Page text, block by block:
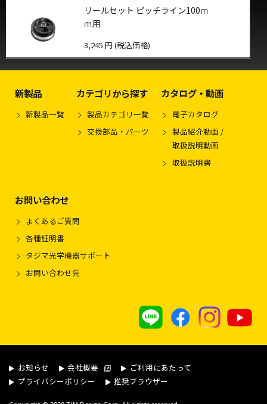
リールセット ピッチライン100ｍ
ｍ用
3,245 円 (税込価格)
新製品
新製品一覧
カテゴリから探す
製品カテゴリ一覧
交換部品・パーツ
カタログ・動画
電子カタログ
製品紹介動画 /
取扱説明動画
取扱説明書
お問い合わせ
よくあるご質問
各種証明書
タジマ光学機器サポート
お問い合わせ先
お知らせ 会社概要
ご利用にあたって
プライバシーポリシー
推奨ブラウザー